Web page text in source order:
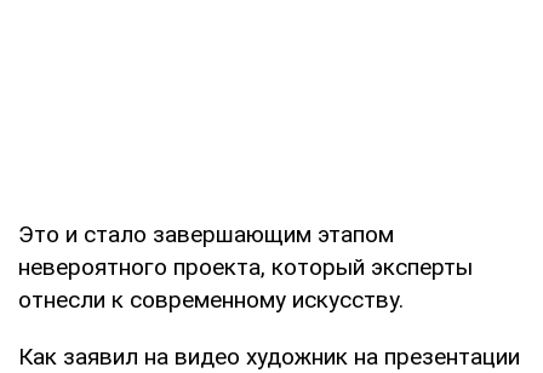
Это и стало завершающим этапом
невероятного проекта, который эксперты
отнесли к современному искусству.
Как заявил на видео художник на презентации